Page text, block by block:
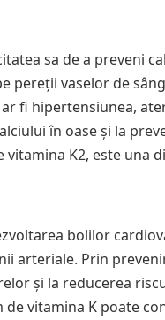
sa de a preveni
pereții vaselor de
fi hipertensiunea,
în oase și la
K2, este una
bolilor
arteriale. Prin
și la reducerea
vitamina K poate